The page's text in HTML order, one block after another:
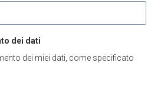
dei dati
dei miei dati, come specificato